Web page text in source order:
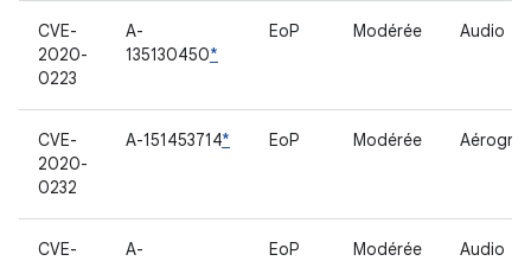
CVE-
2020-
0223
A-
135130450*
EoP Modérée Audio
CVE-
2020-
0232
A-151453714* EoP Modérée
CVE-
A-
EoP Modérée Audio